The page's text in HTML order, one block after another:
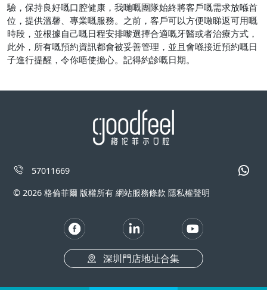
驗，保持良好嘅口腔健康，我哋嘅團隊始終將客戶嘅需求放喺首
位，提供溫馨、專業嘅服務。之前，客戶可以方便噉睇返可用嘅
時段，並根據自己嘅日程安排嚟選擇合適嘅牙醫或者治療方式，
此外，所有嘅預約資訊都會被妥善管理，並且會喺接近預約嘅日
子進行提醒，令你唔使擔心。記得約診嘅日期。
57011669
© 2026 格倫菲爾 版權所有 網站服務條款 隱私權聲明
深圳門店地址合集